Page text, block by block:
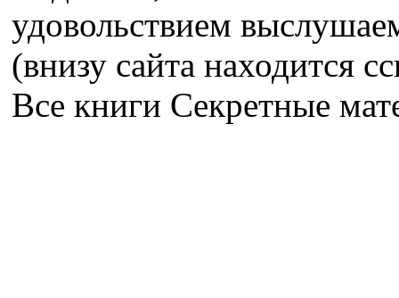
удовольствием
(внизу сайта находится
Все книги Секретные